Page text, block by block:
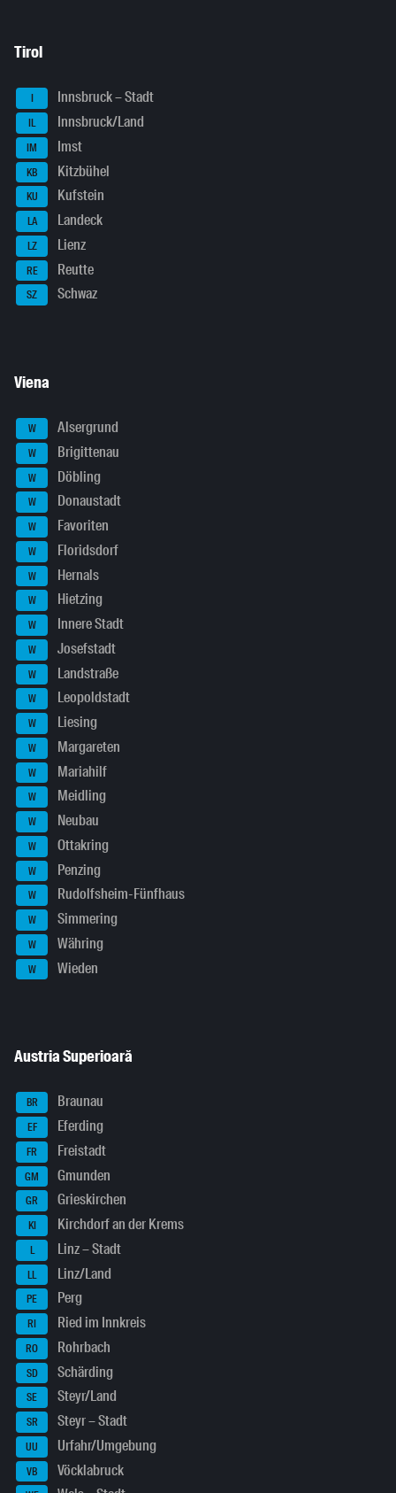
Tirol
I Innsbruck – Stadt
IL Innsbruck/Land
IM Imst
KB Kitzbühel
KU Kufstein
LA Landeck
LZ Lienz
RE Reutte
SZ Schwaz
Viena
W Alsergrund
W Brigittenau
W Döbling
W Donaustadt
W Favoriten
W Floridsdorf
W Hernals
W Hietzing
W Innere Stadt
W Josefstadt
W Landstraße
W Leopoldstadt
W Liesing
W Margareten
W Mariahilf
W Meidling
W Neubau
W Ottakring
W Penzing
W Rudolfsheim-Fünfhaus
W Simmering
W Währing
W Wieden
Austria Superioară
BR Braunau
EF Eferding
FR Freistadt
GM Gmunden
GR Grieskirchen
KI Kirchdorf an der Krems
L Linz – Stadt
LL Linz/Land
PE Perg
RI Ried im Innkreis
RO Rohrbach
SD Schärding
SE Steyr/Land
SR Steyr – Stadt
UU Urfahr/Umgebung
VB Vöcklabruck